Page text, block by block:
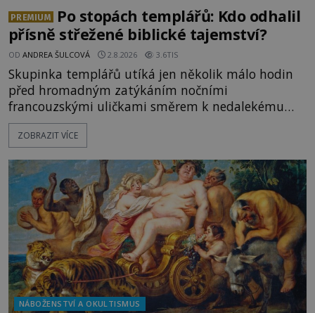
PREMIUM
Po stopách templářů: Kdo odhalil
přísně střežené biblické tajemství?
OD ANDREA ŠULCOVÁ 2.8.2026 3.6TIS
Skupinka templářů utíká jen několik málo hodin
před hromadným zatýkáním nočními
francouzskými uličkami směrem k nedalekému
přístavu. Jeden z nich má přes ramena ranec s
tajemným obsahem. Kapitán lodi už na ně čeká.
vyplouváme,“ sdělí jim. „Kam máme namířeno,
kapitáne?“ zeptá se ho jeden z templářů. „Do Sk
ZOBRAZIT VÍCE
NÁBOŽENSTVÍ A OKULTISMUS